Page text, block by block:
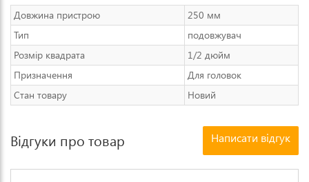
Довжина пристрою
250 мм
Тип
подовжувач
Розмір квадрата
1/2 дюйм
Призначення
Для головок
Стан товару
Новий
Відгуки про товар Написати відгук